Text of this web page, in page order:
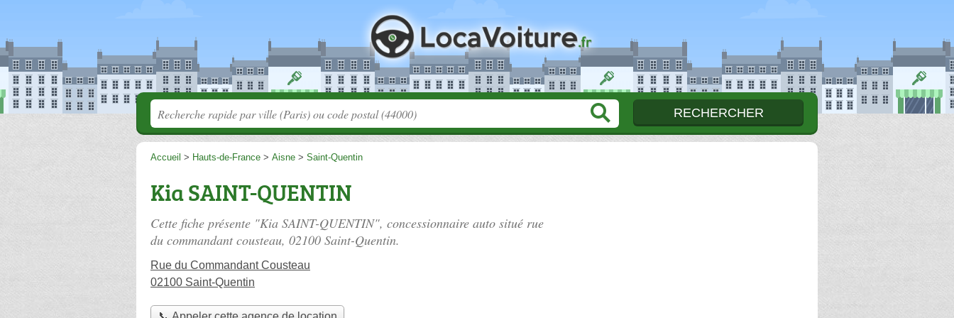
Accueil > Hauts-de-France > Aisne > Saint-Quentin
Kia SAINT-QUENTIN
Cette fiche présente "Kia SAINT-QUENTIN", concessionnaire auto situé rue
du commandant cousteau, 02100 Saint-Quentin.
Rue du Commandant Cousteau
02100 Saint-Quentin